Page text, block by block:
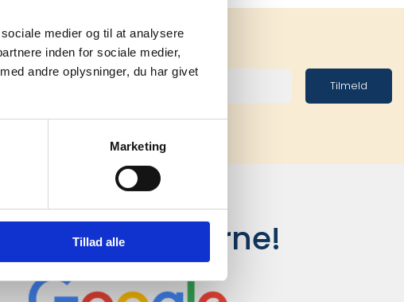
medier og til at analysere
inden for sociale medier,
andre oplysninger, du har givet
Marketing
Tillad alle
Tilmeld
siger kunderne!